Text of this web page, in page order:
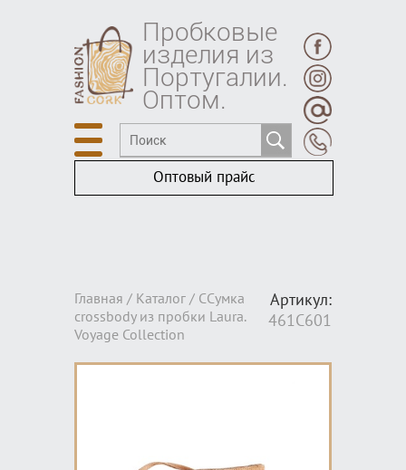
Пробковые
изделия из
Португалии.
Оптом.
Оптовый прайс
Главная / Каталог / ССумка
crossbody из пробки Laura.
Voyage Collection
Артикул:
461C601